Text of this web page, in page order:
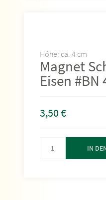
Höhe: ca. 4 cm
Magnet
Eisen #BN
3,50€
IN